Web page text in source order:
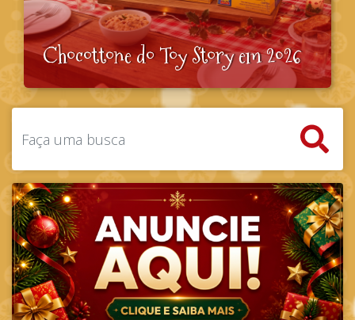
Chocottone do Toy Story em 2026